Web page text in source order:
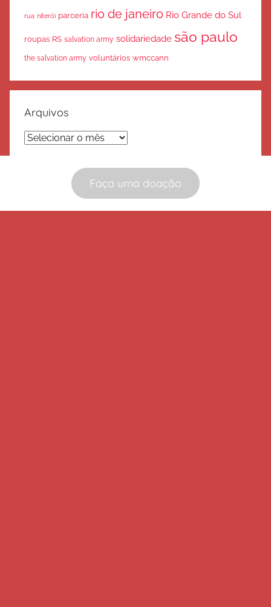
Faça uma doação
rua niterói parceria rio de janeiro Rio Grande do Sul
roupas RS salvation army solidariedade são paulo
the salvation army voluntários wmccann
Arquivos
Arquivos